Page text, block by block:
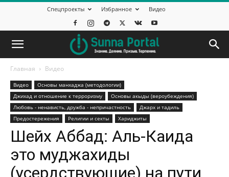
Спецпроекты Избранное Видео
Главная Видео
Видео
Основы манхаджа (методологии)
Джихад и отношение к терроризму
Основы акыды (вероубеждения)
Любовь - ненависть, дружба - непричастность
Джарх и тадиль
Предостережения
Религии и секты Хариджиты
Шейх Аббад: Аль-Каида
это муджахиды
(усердствующие) на пути